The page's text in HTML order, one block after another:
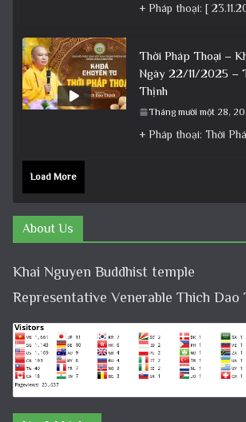
Thời Pháp Thoại –
Ngày 22/11/2025 –
Thịnh
Tháng mười một 28,
Load More
About Us
Khai Nguyen Buddhist temple
Representative Venerable Thich Dao